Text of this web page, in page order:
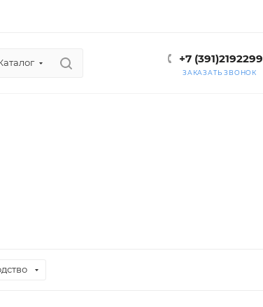
+7 (391)2192299
ЗАКАЗАТЬ ЗВОНОК